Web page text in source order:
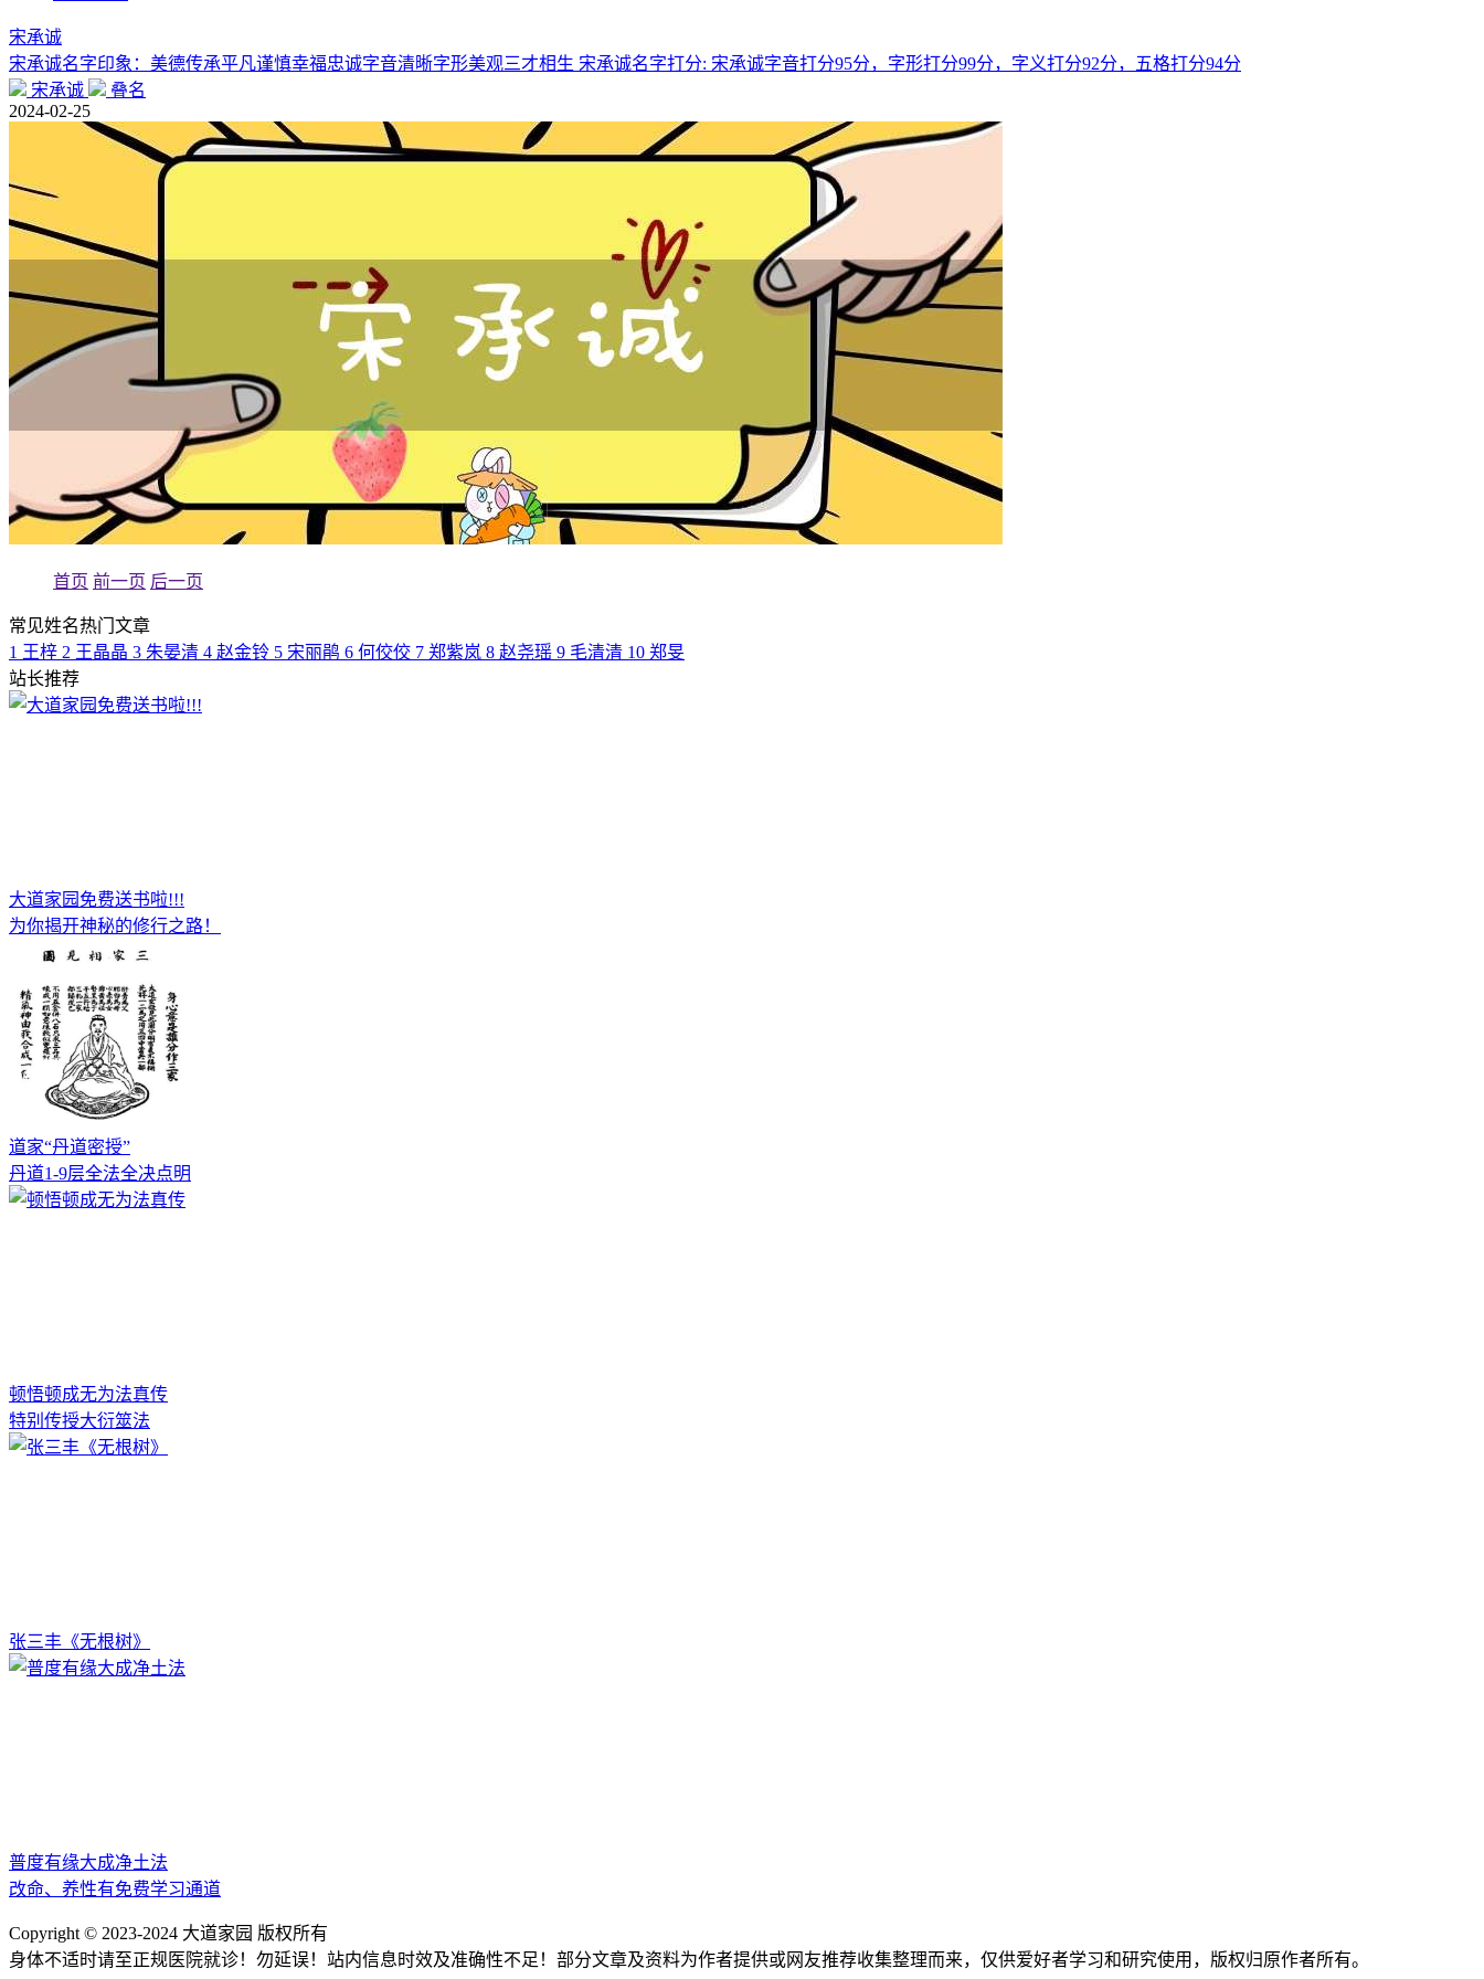
宋承诚
宋承诚名字印象：美德传承平凡谨慎幸福忠诚字音清晰字形美观三才相生 宋承诚名字打分: 宋承诚字音打分95分，字形打分99分，字义打分92分，五格打分94分
宋承诚
叠名
2024-02-25
首页 前一页 后一页
常见姓名热门文章
1 王梓 2 王晶晶 3 朱晏清 4 赵金铃 5 宋丽鹃 6 何佼佼 7 郑紫岚 8 赵尧瑶 9 毛清清 10 郑旻
站长推荐
大道家园免费送书啦!!!
为你揭开神秘的修行之路！
道家“丹道密授”
丹道1-9层全法全决点明
顿悟顿成无为法真传
特别传授大衍筮法
张三丰《无根树》
普度有缘大成净土法
改命、养性有免费学习通道
Copyright © 2023-2024 大道家园 版权所有
身体不适时请至正规医院就诊！勿延误！站内信息时效及准确性不足！部分文章及资料为作者提供或网友推荐收集整理而来，仅供爱好者学习和研究使用，版权归原作者所有。